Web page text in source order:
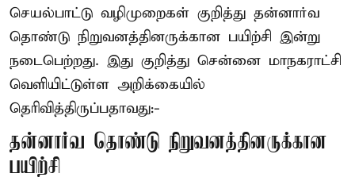
செயல்பாட்டு வழிமுறைகள் குறித்து தன்னார்வ
தொண்டு நிறுவனத்தினருக்கான பயிற்சி இன்று
நடைபெற்றது. இது குறித்து சென்னை மாநகராட்சி
வெளியிட்டுள்ள அறிக்கையில்
தெரிவித்திருப்பதாவது:-
தன்னார்வ தொண்டு நிறுவனத்தினருக்கான
பயிற்சி